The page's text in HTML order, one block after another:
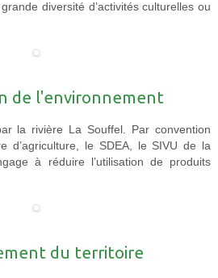
diversité d’activités culturelles ou
de l'environnement
la rivière La Souffel. Par convention
d’agriculture, le SDEA, le SIVU de la
à réduire l’utilisation de produits
du territoire